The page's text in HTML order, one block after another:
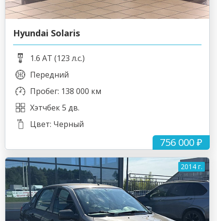
756 000 ₽
Hyundai Solaris
1.6 AT (123 л.с.)
Передний
Пробег: 138 000 км
Хэтчбек 5 дв.
Цвет: Черный
2014 г.